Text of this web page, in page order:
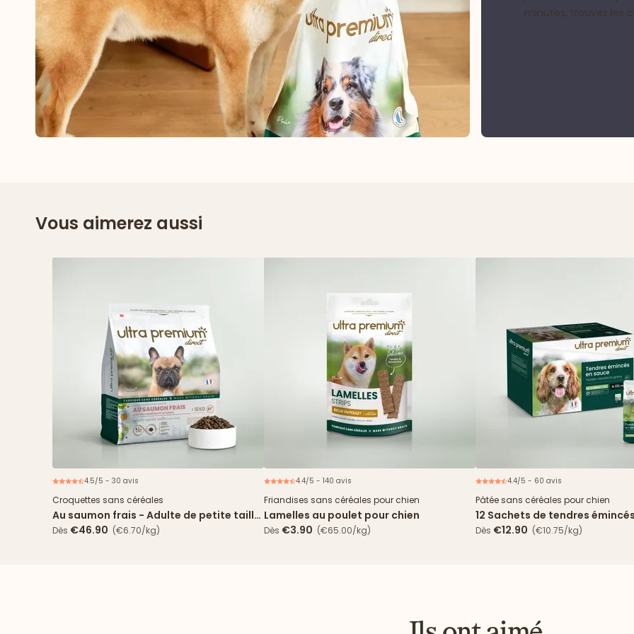
minutes, trouvez les
Vous aimerez aussi
4.5/5 - 30 avis
Croquettes sans céréales
Au saumon frais - Adulte de petite taille
(<10kg)
Dès €46.90 (€6.70/kg)
4.4/5 - 140 avis
Friandises sans céréales pour chien
Lamelles au poulet pour chien
Dès €3.90 (€65.00/kg)
4.4/5 - 60 avis
Pâtée sans céréales pour chien
12 Sachets de tendres
& haricots verts
Dès €12.90 (€10.75/kg)